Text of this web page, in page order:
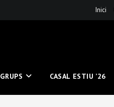
Inici
GRUPS CASAL ESTIU ’26